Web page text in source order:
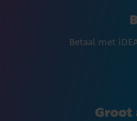
Betaal met
Groot